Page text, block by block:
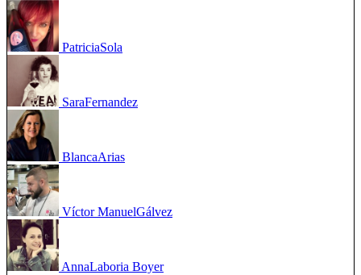
PatriciaSola
SaraFernandez
BlancaArias
Víctor ManuelGálvez
AnnaLaboria Boyer